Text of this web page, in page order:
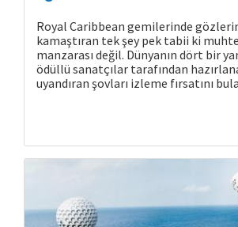
Royal Caribbean gemilerinde
kamaştıran tek şey pek tabii ki
manzarası değil. Dünyanın dört bir
ödüllü sanatçılar tarafından
uyandıran şovları izleme fırsatını